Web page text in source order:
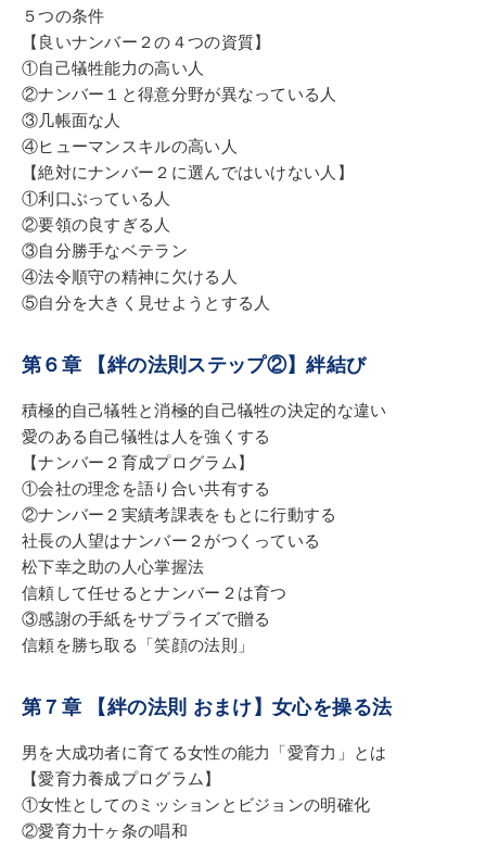
５つの条件
【良いナンバー２の４つの資質】
①自己犠牲能力の高い人
②ナンバー１と得意分野が異なっている人
③几帳面な人
④ヒューマンスキルの高い人
【絶対にナンバー２に選んではいけない人】
①利口ぶっている人
②要領の良すぎる人
③自分勝手なベテラン
④法令順守の精神に欠ける人
⑤自分を大きく見せようとする人
第６章 【絆の法則ステップ②】絆結び
積極的自己犠牲と消極的自己犠牲の決定的な違い
愛のある自己犠牲は人を強くする
【ナンバー２育成プログラム】
①会社の理念を語り合い共有する
②ナンバー２実績考課表をもとに行動する
社長の人望はナンバー２がつくっている
松下幸之助の人心掌握法
信頼して任せるとナンバー２は育つ
③感謝の手紙をサプライズで贈る
信頼を勝ち取る「笑顔の法則」
第７章 【絆の法則 おまけ】女心を操る法
男を大成功者に育てる女性の能力「愛育力」とは
【愛育力養成プログラム】
①女性としてのミッションとビジョンの明確化
②愛育力十ヶ条の唱和